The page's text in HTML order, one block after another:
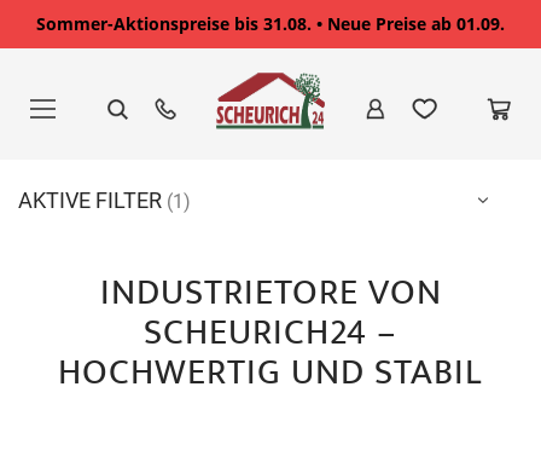
Sommer-Aktionspreise bis 31.08. • Neue Preise ab 01.09.
springen
INDUSTRIETORE VON
SCHEURICH24 –
HOCHWERTIG UND STABIL
AKTIVE FILTER